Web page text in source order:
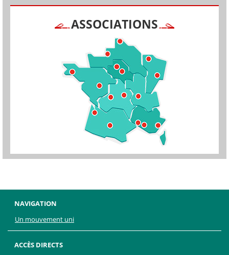
ASSOCIATIONS
NAVIGATION
Un mouvement uni
ACCÈS DIRECTS